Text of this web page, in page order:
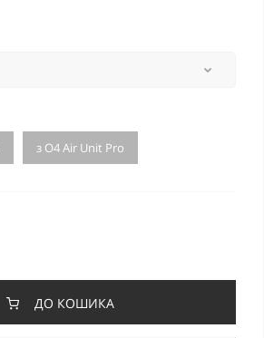
з O4 Air Unit Pro
ДО КОШИКА